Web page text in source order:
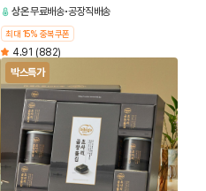
상온무료배송 공장직배송
최대 15% 중복쿠폰
4.91 (882)
박스특가